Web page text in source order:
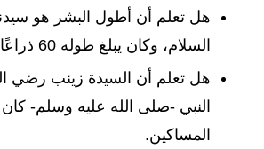
هل تعلم أن أطول البشر هو
السلام، وكان يبلغ طوله 60 ذراعًا.
هل تعلم أن السيدة زينب رضي
النبي -صلى الله عليه وسلم-
المساكين.